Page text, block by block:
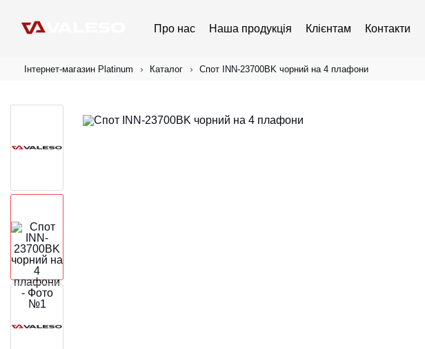
Про нас Наша продукція Клієнтам Контакти
Інтернет-магазин Platinum Каталог Спот INN-23700BK чорний на 4 плафони